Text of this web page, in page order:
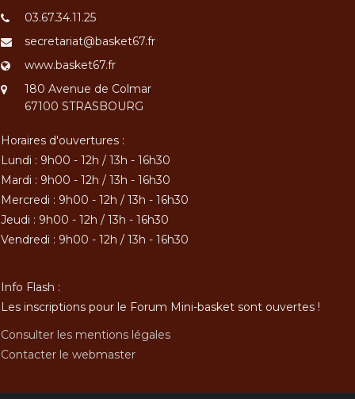
03.67.34.11.25
secretariat@basket67.fr
www.basket67.fr
180 Avenue de Colmar
67100 STRASBOURG
Horaires d'ouvertures :
Lundi : 9h00 - 12h / 13h - 16h30
Mardi : 9h00 - 12h / 13h - 16h30
Mercredi : 9h00 - 12h / 13h - 16h30
Jeudi : 9h00 - 12h / 13h - 16h30
Vendredi : 9h00 - 12h / 13h - 16h30
Info Flash :
Les inscriptions pour le Forum Mini-basket sont ouvertes !
Consulter les mentions légales
Contacter le webmaster